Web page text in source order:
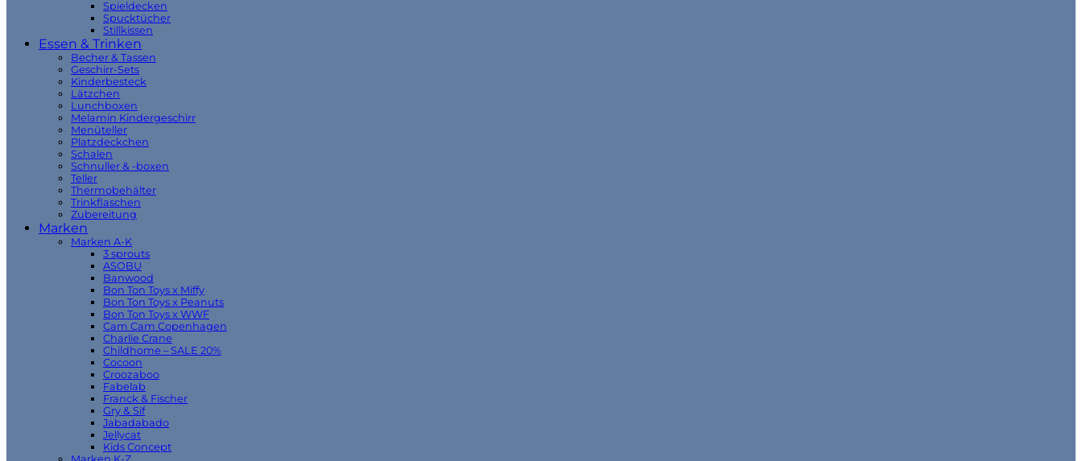
Spieldecken
Spucktücher
Stillkissen
Essen & Trinken
Becher & Tassen
Geschirr-Sets
Kinderbesteck
Lätzchen
Lunchboxen
Melamin Kindergeschirr
Menüteller
Platzdeckchen
Schalen
Schnuller & -boxen
Teller
Thermobehälter
Trinkflaschen
Zubereitung
Marken
Marken A-K
3 sprouts
ASOBU
Banwood
Bon Ton Toys x Miffy
Bon Ton Toys x Peanuts
Bon Ton Toys x WWF
Cam Cam Copenhagen
Charlie Crane
Childhome – SALE 20%
Cocoon
Croozaboo
Fabelab
Franck & Fischer
Gry & Sif
Jabadabado
Jellycat
Kids Concept